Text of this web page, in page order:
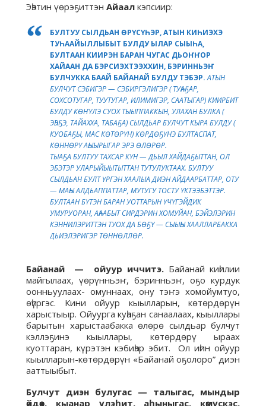
Эһэтин үөрэҕиттэн Айаал кэпсиир:
БУЛТУУ СЫЛДЬАН ӨРҮСҮҺЭР, АТЫН КИҺИЭХЭ
ТУҺААЙЫЛЛЫБЫТ БУЛДУ ЫЛАР СЫЫҺА,
БУЛТААН КИИРЭН БАРАН ЧУГАС ДЬОҤҤОР
ХАЙААН ДА БЭРСИЭХТЭЭХХИН, БЭРИННЬЭҤ
БУЛЧУККА БААЙ БАЙАНАЙ БУЛДУ ТЭБЭР.АТЫН
БУЛЧУТ СЭБИГЭР — СЭБИРГЭЛИГЭР ( ТУҺАҔАР,
СОХСОТУГАР, ТУУТУГАР, ИЛИМИГЭР, СААТЫГАР) КИИРБИТ
БУЛДУ КӨҤҮЛЭ СУОХ ТЫЫППАККЫН, УЛАХАН БУЛКА (
ЭҺЭҔЭ, ТАЙАХХА, ТАБАҔА) СЫЛДЬАР БУЛЧУТ КЫРА БУЛДУ (
КУОБАҔЫ, МАС КӨТӨРҮН) КӨРДӨҔҮНЭ БУЛТАСПАТ,
КӨННӨРҮ АҺЫЫРЫГАР ЭРЭ ӨЛӨРӨР.
ТЫАҔА БУЛТУУ ТАХСАР КҮН — ДЬЫЛ ХАЙДАҔЫТТАН, ОЛ
ЭБЭТЭР УЛАРЫЙЫЫТЫТТАН ТУТУЛУКТААХ. БУЛТУУ
СЫЛДЬАН БУЛТ ҮРГЭН ХААЛЫА ДИЭН АЙДААРБАТТАР, ОТУ
— МАҺЫ АЛДЬАППАТТАР, МУТУГУ ТОСТУ ҮКТЭЭБЭТТЭР.
БУЛТААН БҮТЭН БАРАН УОТТАРЫН ҮЧҮГЭЙДИК
УМУРУОРАН, АҺААБЫТ СИРДЭРИН ХОМУЙАН, БЭЙЭЛЭРИН
КЭННИЛЭРИТТЭН ТУОХ ДА БӨҔҮ — СЫЫҺЫ ХААЛЛАРБАККА
ДЬИЭЛЭРИГЭР ТӨННӨЛЛӨР.
Байанай — ойуур иччитэ.Байанай киһилии
майгылаах, үөрүнньэҥ, бэринньэҥ, оҕо курдук
оонньуулаах- омуннаах, ону тэҥэ хомойумтуо,
өһүргэс. Кини ойуур кыылларын, көтөрдөрүн
харыстыыр. Ойуурга куһаҕан санаалаах, кыыллары
барытын харыстаабакка өлөрө сылдьар булчут
кэллэҕинэ кыыллары, көтөрдөрү ыраах
куоттаран, күрэтэн кэбиһэр эбит. Ол иһин ойуур
кыылларын-көтөрдөрүн «Байанай оҕолоро” диэн
ааттыыбыт.
Булчут диэн булугас — талыгас, мындыр
өйдөөх, кыанар үлэһит, аһыныгас, көмүскэс,